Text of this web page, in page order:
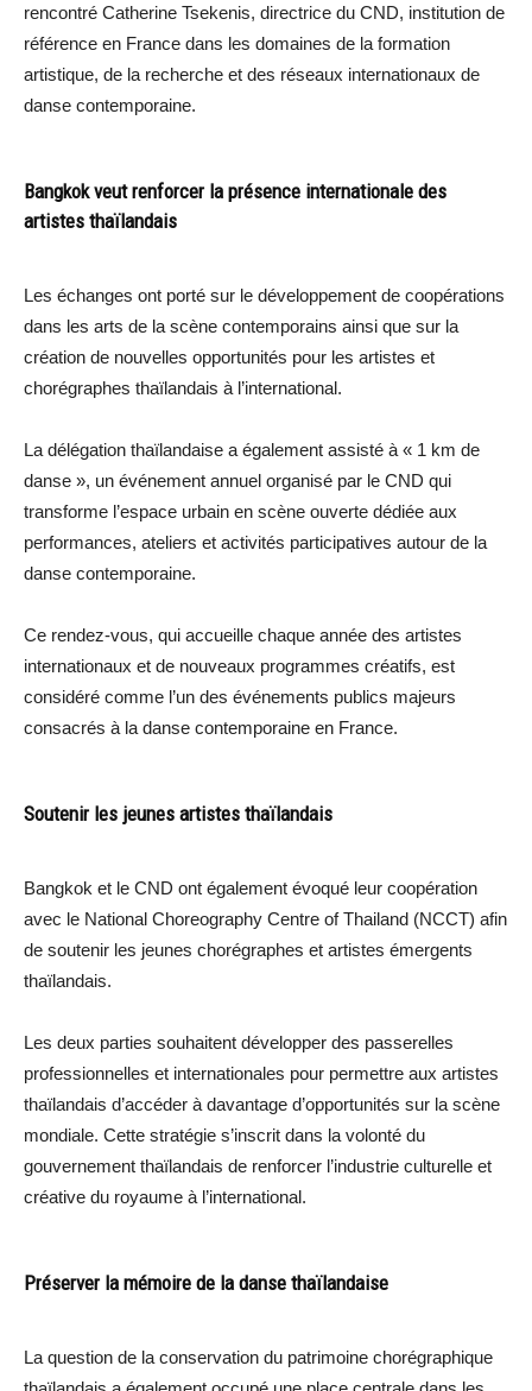
rencontré Catherine Tsekenis, directrice du CND, institution de
référence en France dans les domaines de la formation
artistique, de la recherche et des réseaux internationaux de
danse contemporaine.
Bangkok veut renforcer la présence internationale des
artistes thaïlandais
Les échanges ont porté sur le développement de coopérations
dans les arts de la scène contemporains ainsi que sur la
création de nouvelles opportunités pour les artistes et
chorégraphes thaïlandais à l’international.
La délégation thaïlandaise a également assisté à « 1 km de
danse », un événement annuel organisé par le CND qui
transforme l’espace urbain en scène ouverte dédiée aux
performances, ateliers et activités participatives autour de la
danse contemporaine.
Ce rendez-vous, qui accueille chaque année des artistes
internationaux et de nouveaux programmes créatifs, est
considéré comme l’un des événements publics majeurs
consacrés à la danse contemporaine en France.
Soutenir les jeunes artistes thaïlandais
Bangkok et le CND ont également évoqué leur coopération
avec le National Choreography Centre of Thailand (NCCT) afin
de soutenir les jeunes chorégraphes et artistes émergents
thaïlandais.
Les deux parties souhaitent développer des passerelles
professionnelles et internationales pour permettre aux artistes
thaïlandais d’accéder à davantage d’opportunités sur la scène
mondiale. Cette stratégie s’inscrit dans la volonté du
gouvernement thaïlandais de renforcer l’industrie culturelle et
créative du royaume à l’international.
Préserver la mémoire de la danse thaïlandaise
La question de la conservation du patrimoine chorégraphique